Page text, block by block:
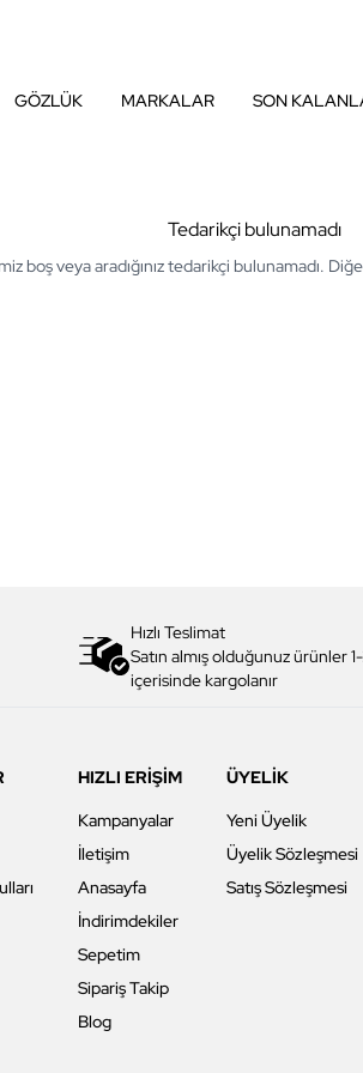
GÖZLÜK MARKALAR SON
Tedarikçi bulunamadı
boş veya aradığınız tedarikçi bulunamadı.
Hızlı Teslimat
Satın almış olduğunuz ürünler
içerisinde kargolanır
HIZLI ERİŞİM
Kampanyalar
İletişim
Anasayfa
İndirimdekiler
Sepetim
Sipariş Takip
Blog
ÜYELİK
Yeni Üyelik
Üyelik Sözleşmesi
Satış Sözleşmesi